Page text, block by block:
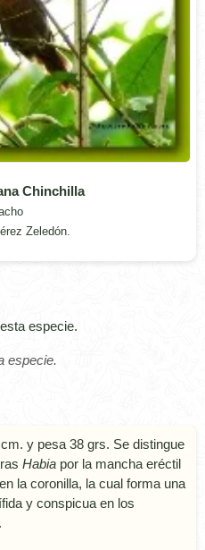
Chinchilla
Zeledón.
especie.
especie.
y pesa 38 grs. Se distingue
Habia por la mancha eréctil
la coronilla, la cual forma una
y conspicua en los